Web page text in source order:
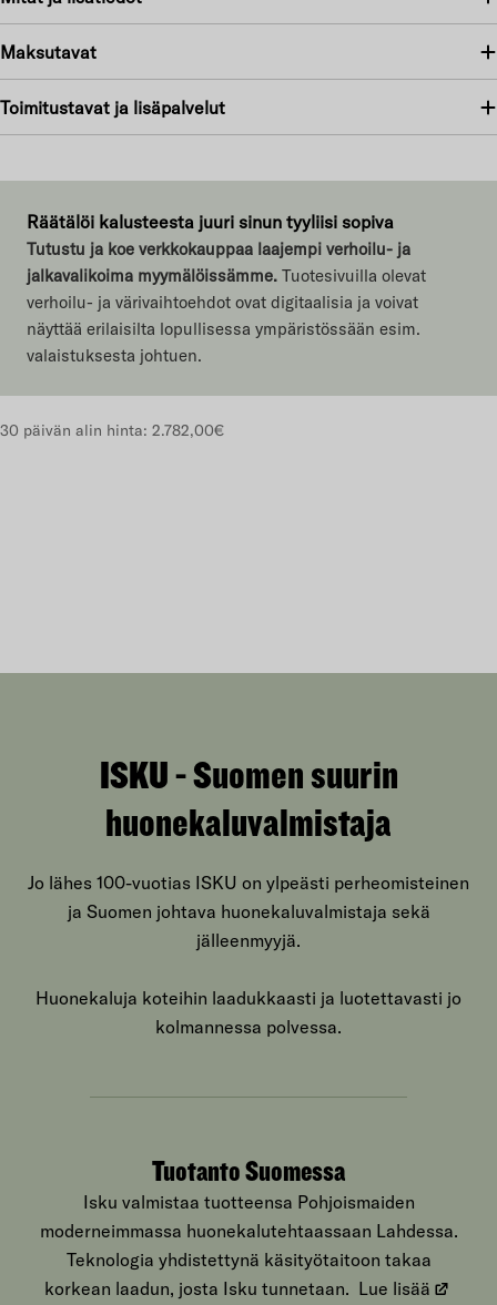
Maksutavat
Toimitustavat ja lisäpalvelut
Räätälöi kalusteesta juuri sinun tyyliisi sopiva
Tutustu ja koe verkkokauppaa laajempi verhoilu- ja
jalkavalikoima myymälöissämme. Tuotesivuilla olevat
verhoilu- ja värivaihtoehdot ovat digitaalisia ja voivat
näyttää erilaisilta lopullisessa ympäristössään esim.
valaistuksesta johtuen.
30 päivän alin hinta: 2.782,00€
ISKU - Suomen suurin
huonekaluvalmistaja
Jo lähes 100-vuotias ISKU on ylpeästi perheomisteinen
ja Suomen johtava huonekaluvalmistaja sekä
jälleenmyyjä.
Huonekaluja koteihin laadukkaasti ja luotettavasti jo
kolmannessa polvessa.
Tuotanto Suomessa
Isku valmistaa tuotteensa Pohjoismaiden
moderneimmassa huonekalutehtaassaan Lahdessa.
Teknologia yhdistettynä käsityötaitoon takaa
korkean laadun, josta Isku tunnetaan. Lue lisää